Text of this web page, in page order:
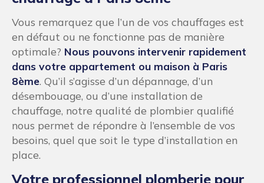
Vous remarquez que l’un de vos chauffages est
en défaut ou ne fonctionne pas de manière
optimale? Nous pouvons intervenir rapidement
dans votre appartement ou maison à Paris
8ème. Qu’il s’agisse d’un dépannage, d’un
désembouage, ou d’une installation de
chauffage, notre qualité de plombier qualifié
nous permet de répondre à l’ensemble de vos
besoins, quel que soit le type d’installation en
place.
Votre professionnel plomberie pour